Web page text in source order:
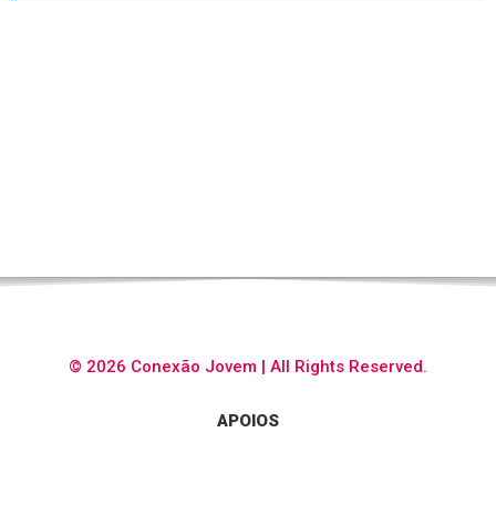
© 2026 Conexão Jovem | All Rights Reserved.
APOIOS